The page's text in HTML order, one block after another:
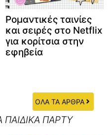
Ρομαντικές ταινίες
και σειρές στο Netflix
για κορίτσια στην
εφηβεία
ΟΛΑ ΤΑ ΑΡΘΡΑ
ΠΑΡΤΥ